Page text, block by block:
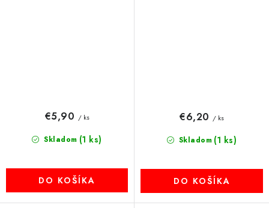
Skladom (1 ks)
€5,90 / ks
DO KOŠÍKA
Skladom (1 ks)
€6,20 / ks
DO KOŠÍKA